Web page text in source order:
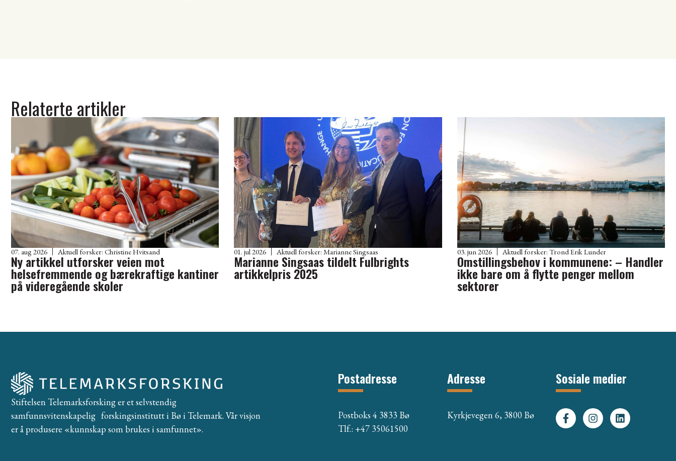
Relaterte artikler
07. aug 2026 Aktuell forsker: Christine Hvitsand
Ny artikkel utforsker veien mot
helsefremmende og bærekraftige kantiner
på videregående skoler
01. jul 2026 Aktuell forsker:Marianne Singsaas
Marianne Singsaas tildelt Fulbrights
artikkelpris 2025
03. jun 2026 Aktuell forsker: Trond Erik Lunder
Omstillingsbehov i kommunene: – Handler
ikke bare om å flytte penger mellom
sektorer
Stiftelsen Telemarksforsking er et selvstendig
samfunnsvitenskapelig forskingsinstitutt i Bø i Telemark. Vår visjon
er å produsere «kunnskap som brukes i samfunnet».
Postadresse
Postboks 4 3833 Bø
Tlf.: +47 35061500
Adresse
Kyrkjevegen 6, 3800 Bø
Sosiale medier